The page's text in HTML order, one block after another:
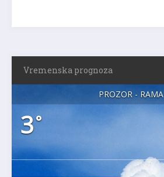
Vremenska prognoza
PROZOR - RAMA
3°